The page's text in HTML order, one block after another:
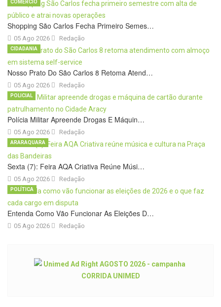
Shopping São Carlos Fecha Primeiro Semes…
05 Ago 2026
COMÉRCIO
Redação
Nosso Prato Do São Carlos 8 Retoma Atend…
05 Ago 2026
CIDADANIA
Redação
Polícia Militar Apreende Drogas E Máquin…
05 Ago 2026
POLICIAL
Redação
Sexta (7): Feira AQA Criativa Reúne Músi…
05 Ago 2026
ARARAQUARA
Redação
Entenda Como Vão Funcionar As Eleições D…
05 Ago 2026
POLÍTICA
Redação